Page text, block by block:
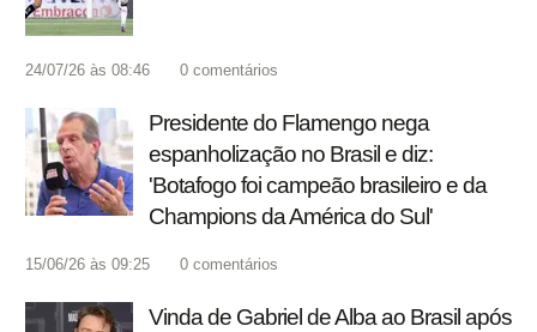
24/07/26 às 08:46 0 comentários
Presidente do Flamengo nega
espanholização no Brasil e diz:
'Botafogo foi campeão brasileiro e da
Champions da América do Sul'
15/06/26 às 09:25 0 comentários
Vinda de Gabriel de Alba ao Brasil após